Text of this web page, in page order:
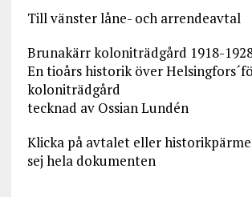
Till vänster låne- och arrendeavtal
Brunakärr koloniträdgård 1918-
En tioårs historik över
koloniträdgård
tecknad av Ossian Lundén
Klicka på avtalet eller
sej hela dokumenten